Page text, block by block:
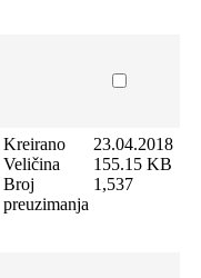
Kreirano
Veličina
Broj
preuzimanja
23.04.2018
155.15 KB
1,537